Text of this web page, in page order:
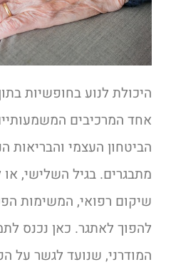
היכולת לנוע בחופשיות
אחד המרכיבים
הביטחון העצמי והבריאות
מתבגרים. בגיל השלישי,
שיקום רפואי, המשימות
להפוך לאתגר. כאן נכנס
המודרני, שנועד לגשר על